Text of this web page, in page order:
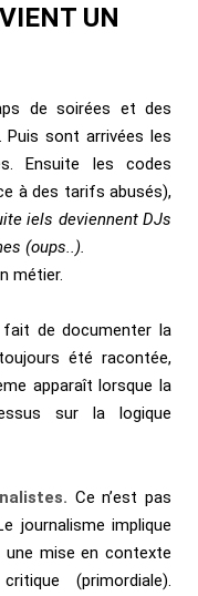
UN
de soirées et des
sont arrivées les
Ensuite les codes
à des tarifs abusés),
iels deviennent DJs
(oups..).
métier.
de documenter la
été racontée,
apparaît lorsque la
sur la logique
Ce n’est pas
journalisme implique
une mise en contexte
(primordiale).